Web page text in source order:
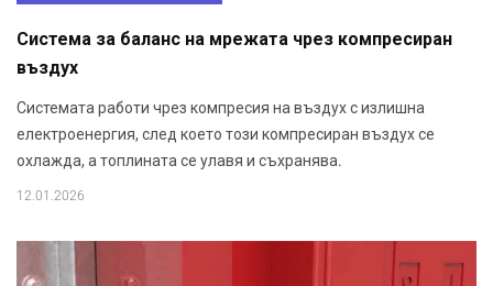
Система за баланс на мрежата чрез компресиран
въздух
Системата работи чрез компресия на въздух с излишна
електроенергия, след което този компресиран въздух се
охлажда, а топлината се улавя и съхранява.
12.01.2026